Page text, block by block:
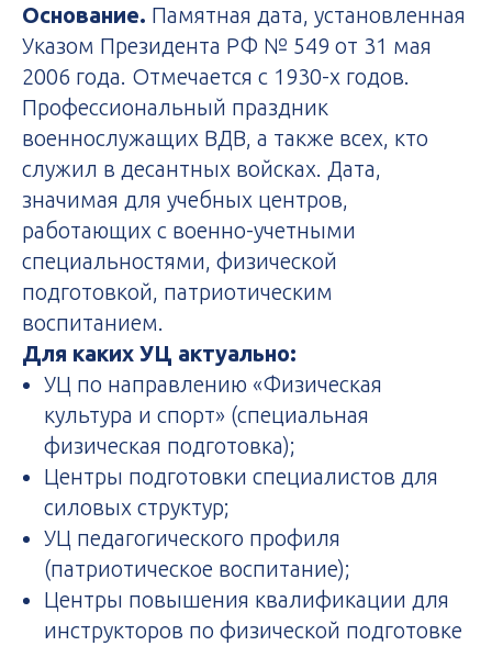
Основание. Памятная дата, установленная
Указом Президента РФ № 549 от 31 мая
2006 года. Отмечается с 1930-х годов.
Профессиональный праздник
военнослужащих ВДВ, а также всех, кто
служил в десантных войсках. Дата,
значимая для учебных центров,
работающих с военно-учетными
специальностями, физической
подготовкой, патриотическим
воспитанием.
Для каких УЦ актуально:
УЦ по направлению «Физическая
культура и спорт» (специальная
физическая подготовка);
Центры подготовки специалистов для
силовых структур;
УЦ педагогического профиля
(патриотическое воспитание);
Центры повышения квалификации для
инструкторов по физической подготовке